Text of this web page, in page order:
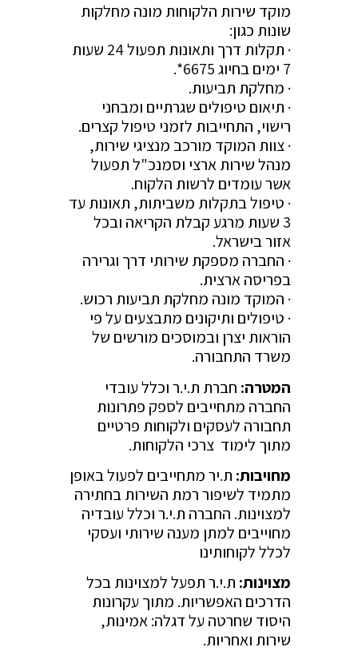
מוקד שירות הלקוחות מונה מחלקות
שונות כגון:
· תקלות דרך ותאונות תפעול 24 שעות
7 ימים בחיוג 6675*.
· מחלקת תביעות.
· תיאום טיפולים שגרתיים ומבחני
רישוי, התחייבות לזמני טיפול קצרים.
· צוות המוקד מורכב מנציגי שירות,
מנהל שירות ארצי וסמנכ"ל תפעול
אשר עומדים לרשות הלקוח.
· טיפול בתקלות משביתות, תאונות עד
3 שעות מרגע קבלת הקריאה ובכל
אזור בישראל.
· החברה מספקת שירותי דרך וגרירה
בפריסה ארצית.
· המוקד מונה מחלקת תביעות רכוש.
· טיפולים ותיקונים מתבצעים על פי
הוראות יצרן ובמוסכים מורשים של
משרד התחבורה.
המטרה: חברת ת.י.ר וכלל עובדי
החברה מתחייבים לספק פתרונות
תחבורה לעסקים ולקוחות פרטיים
מתוך לימוד צרכי הלקוחות.
מחויבות: ת.יר מתחייבים לפעול באופן
מתמיד לשיפור רמת השירות בחתירה
למצוינות. החברה ת.י.ר וכלל עובדיה
מחוייבים למתן מענה שירותי ועסקי
לכלל לקוחותינו
מצוינות: ת.י.ר תפעל למצוינות בכל
הדרכים האפשריות. מתוך עקרונות
היסוד שחרטה על דגלה: אמינות,
שירות ואחריות.